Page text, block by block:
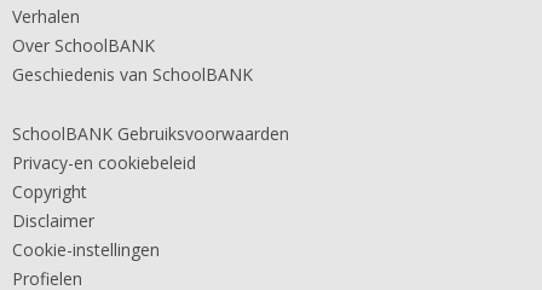
Verhalen
Over SchoolBANK
Geschiedenis van SchoolBANK
SchoolBANK Gebruiksvoorwaarden
Privacy-en cookiebeleid
Copyright
Disclaimer
Cookie-instellingen
Profielen